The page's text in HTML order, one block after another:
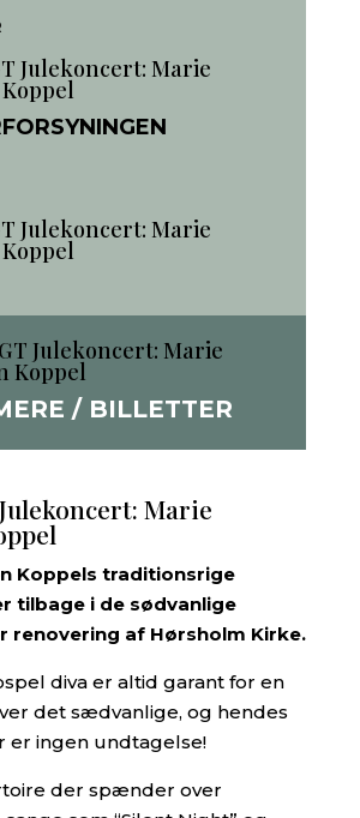
Julekoncert: Marie
Julekoncert: Marie
Julekoncert: Marie
Koppel
/ BILLETTER
Marie
Koppels traditionsrige
tilbage i de sødvanlige
renovering af Hørsholm Kirke.
diva er altid garant for en
det sædvanlige, og hendes
er ingen undtagelse!
der spænder over